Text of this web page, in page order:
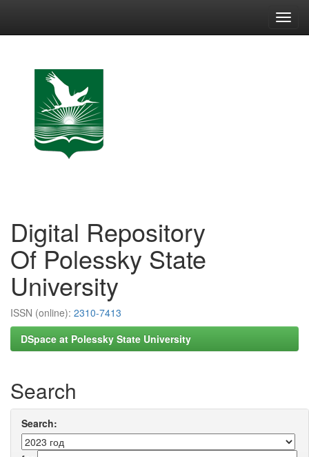
Digital Repository
Of Polessky State
University
ISSN (online): 2310-7413
DSpace at Polessky State University
Search
Search: